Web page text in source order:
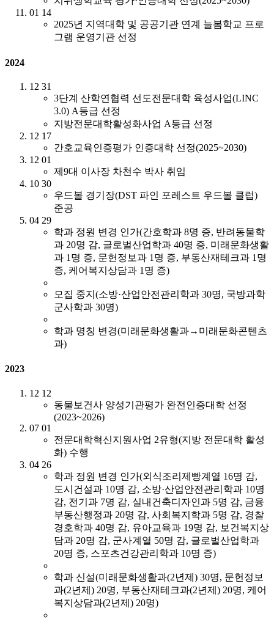
01 14
2025년 지역대학 및 공공기관 연계 늘봄학교 프로
그램 운영기관 선정
2024
12 31
3단계 산학연협력 선도전문대학 육성사업(LINC
3.0) A등급 선정
지방전문대학활성화사업 A등급 선정
12 17
간호교육인증평가 인증대학 선정(2025~2030)
12 01
제9대 이사장 차천수 박사 취임
10 30
우드볼 경기장(DST 파인 포레스트 우드볼 클럽)
준공
04 29
학과 정원 변경 인가(간호학과 8명 증, 반려동물학
과 20명 감, 글로벌산업학과 40명 증, 미래문화생활
과 1명 증, 문헌정보과 1명 증, 부동산재테크과 1명
증, 케어복지상담과 1명 증)
모집 중지(소방·산업안전관리학과 30명, 국방과학
군사학과 30명)
학과 명칭 변경(미래문화생활과→미래문화콘텐츠
과)
2023
12 12
동물보건사 양성기관평가 완전인증대학 선정
(2023~2026)
07 01
전문대학혁신지원사업 2유형(지방 전문대학 활성
화) 수행
04 26
학과 정원 변경 인가(외식조리제빵계열 16명 감,
도시건설과 10명 감, 소방·산업안전관리학과 10명
감, 전기과 7명 감, 실내건축디자인과 5명 감, 금융
부동산행정과 20명 감, 사회복지학과 5명 감, 경찰
경호학과 40명 감, 유아교육과 19명 감, 보건복지상
담과 20명 감, 군사계열 50명 감, 글로벌산업학과
20명 증, 스포츠건강관리학과 10명 증)
학과 신설(미래문화생활과(2년제) 30명, 문헌정보
과(2년제) 20명, 부동산재테크과(2년제) 20명, 케어
복지상담과(2년제) 20명)